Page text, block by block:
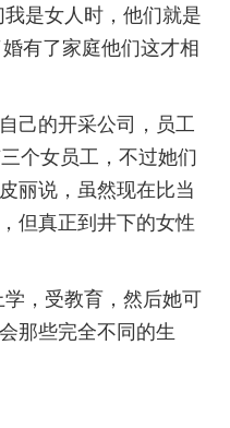
是女人时，他们就是
有了家庭他们这才相
的开采公司，员工
个女员工，不过她们
丽说，虽然现在比当
但真正到井下的女性
，受教育，然后她可
那些完全不同的生